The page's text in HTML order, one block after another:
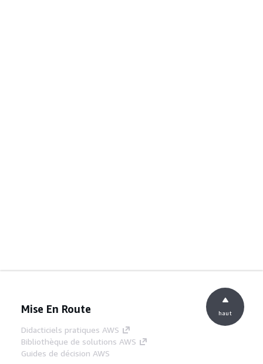
Mise En Route
Didacticiels pratiques AWS
Bibliothèque de solutions AWS
Guides de décision AWS
haut